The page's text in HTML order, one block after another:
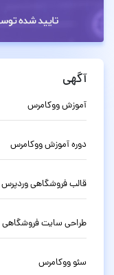
آگهی
آموزش ووکامرس
دوره آموزش ووکامرس
قالب فروشگاهی وردپرس
طراحی سایت فروشگاهی
سئو ووکامرس